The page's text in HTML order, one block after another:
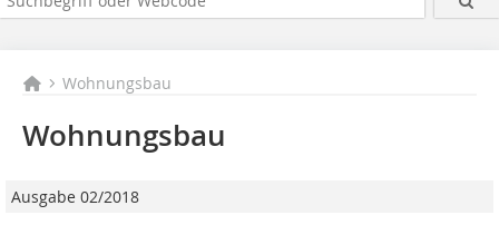
Wohnungsbau
Wohnungsbau
Ausgabe 02/2018